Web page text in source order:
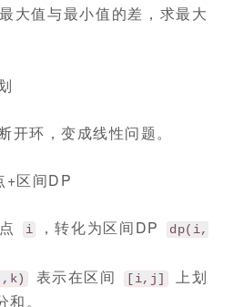
大值与最小值的差，求最大
开环，变成线性问题。
+区间DP
i ，转化为区间DP
dp(i,
表示在区间 [i,j]
上划
。